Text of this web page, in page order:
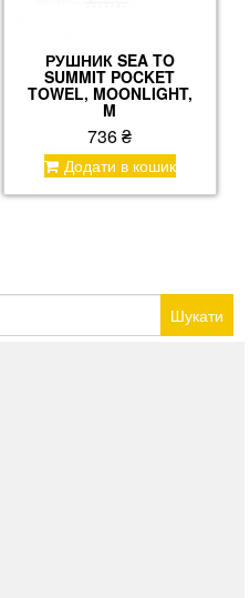
РУШНИК SEA TO
SUMMIT POCKET
TOWEL, MOONLIGHT,
M
736₴
Додати в кошик